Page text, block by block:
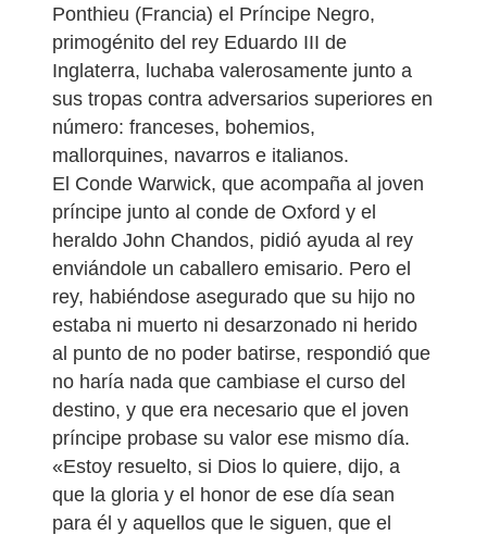
Ponthieu (Francia) el Príncipe Negro,
primogénito del rey Eduardo III de
Inglaterra, luchaba valerosamente junto a
sus tropas contra adversarios superiores en
número: franceses, bohemios,
mallorquines, navarros e italianos.
El Conde Warwick, que acompaña al joven
príncipe junto al conde de Oxford y el
heraldo John Chandos, pidió ayuda al rey
enviándole un caballero emisario. Pero el
rey, habiéndose asegurado que su hijo no
estaba ni muerto ni desarzonado ni herido
al punto de no poder batirse, respondió que
no haría nada que cambiase el curso del
destino, y que era necesario que el joven
príncipe probase su valor ese mismo día.
«Estoy resuelto, si Dios lo quiere, dijo, a
que la gloria y el honor de ese día sean
para él y aquellos que le siguen, que el